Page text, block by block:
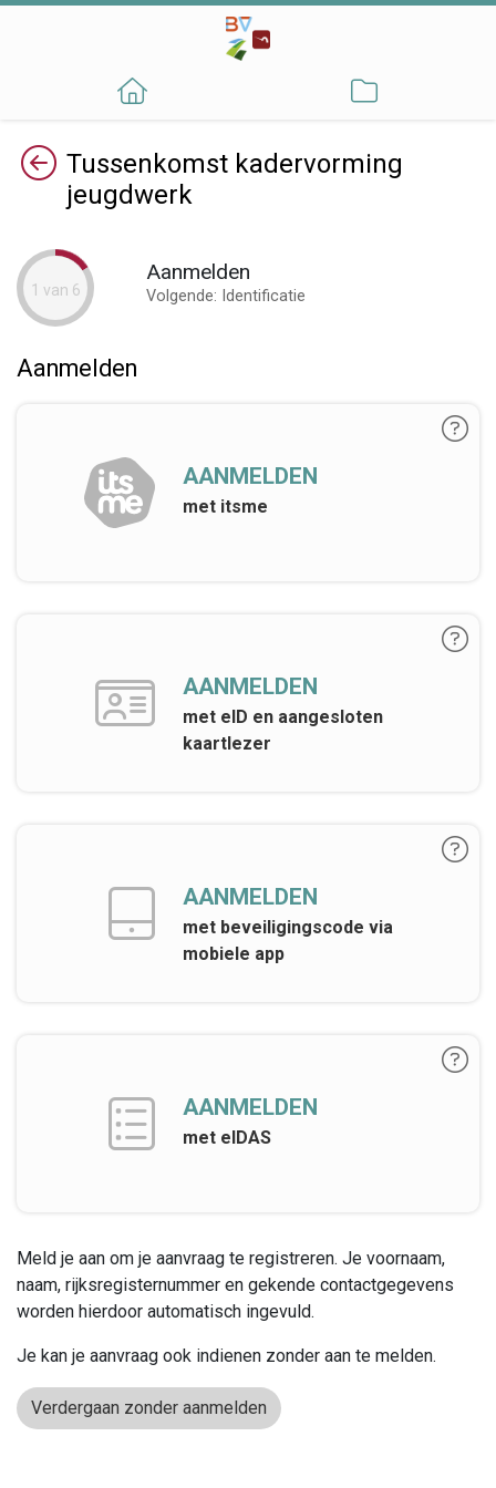
Terug Tussenkomst kadervorming
jeugdwerk
1 van 6
Aanmelden
Volgende: Identificatie
Aanmelden
AANMELDEN
met itsme
AANMELDEN
met eID en aangesloten
kaartlezer
AANMELDEN
met beveiligingscode via
mobiele app
AANMELDEN
met eIDAS
Meld je aan om je aanvraag te registreren. Je voornaam,
naam, rijksregisternummer en gekende contactgegevens
worden hierdoor automatisch ingevuld.
Je kan je aanvraag ook indienen zonder aan te melden.
Verdergaan zonder aanmelden